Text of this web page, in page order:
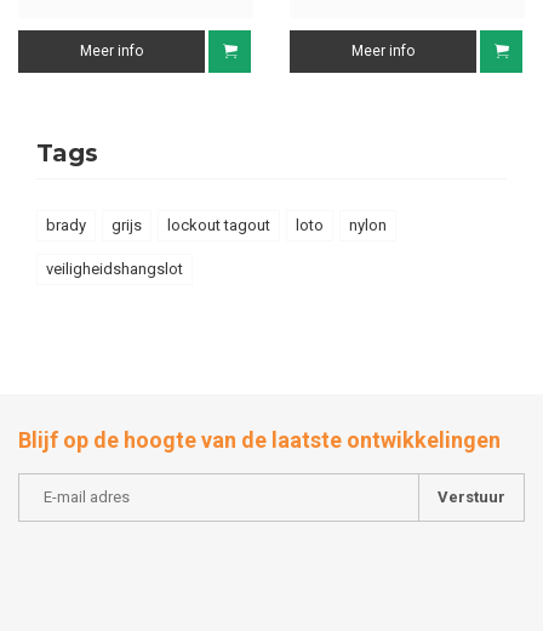
Meer info Meer info
Tags
brady grijs lockout tagout loto nylon
veiligheidshangslot
Blijf op de hoogte van de laatste ontwikkelingen
Verstuur